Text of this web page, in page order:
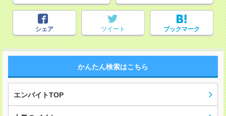
シェア ツイート ブックマーク
かんたん検索はこちら
エンバイトTOP